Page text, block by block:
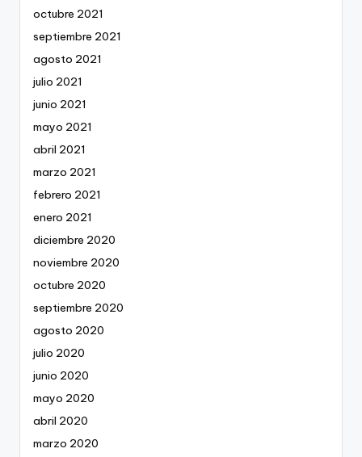
octubre 2021
septiembre 2021
agosto 2021
julio 2021
junio 2021
mayo 2021
abril 2021
marzo 2021
febrero 2021
enero 2021
diciembre 2020
noviembre 2020
octubre 2020
septiembre 2020
agosto 2020
julio 2020
junio 2020
mayo 2020
abril 2020
marzo 2020